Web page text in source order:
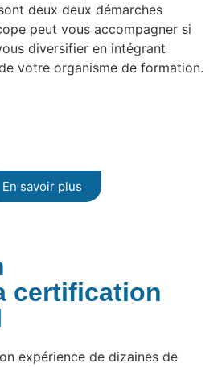
deux deux démarches
peut vous accompagner si
diversifier en intégrant
votre organisme de formation.
En savoir plus
certification
expérience de dizaines de